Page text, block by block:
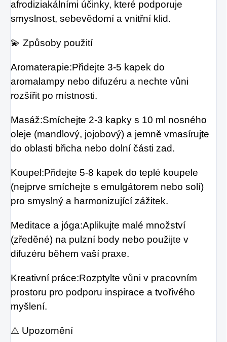
afrodiziakálními účinky, které podporuje
smyslnost, sebevědomí a vnitřní klid.
💫 Způsoby použití
Aromaterapie:Přidejte 3-5 kapek do
aromalampy nebo difuzéru a nechte vůni
rozšířit po místnosti.
Masáž:Smíchejte 2-3 kapky s 10 ml nosného
oleje (mandlový, jojobový) a jemně vmasírujte
do oblasti břicha nebo dolní části zad.
Koupel:Přidejte 5-8 kapek do teplé koupele
(nejprve smíchejte s emulgátorem nebo solí)
pro smyslný a harmonizující zážitek.
Meditace a jóga:Aplikujte malé množství
(zředěné) na pulzní body nebo použijte v
difuzéru během vaší praxe.
Kreativní práce:Rozptylte vůni v pracovním
prostoru pro podporu inspirace a tvořivého
myšlení.
⚠️ Upozornění